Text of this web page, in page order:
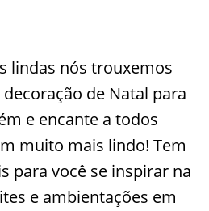
lindas nós trouxemos
de Natal para
e encante a todos
muito mais lindo! Tem
para você se inspirar na
e ambientações em